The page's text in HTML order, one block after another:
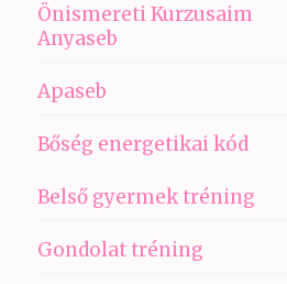
Önismereti Kurzusaim
Anyaseb
Apaseb
Bőség energetikai kód
Belső gyermek tréning
Gondolat tréning